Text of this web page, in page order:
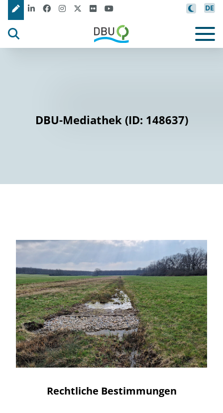
DE
DBU-Mediathek (ID: 148637)
Rechtliche Bestimmungen